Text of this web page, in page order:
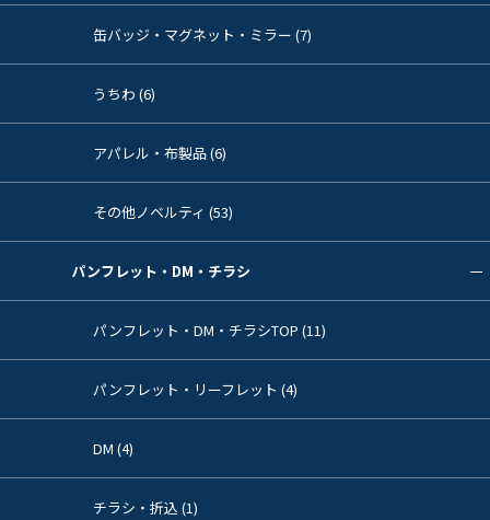
缶バッジ・マグネット・ミラー (7)
うちわ (6)
アパレル・布製品 (6)
その他ノベルティ (53)
パンフレット・DM・チラシ
パンフレット・DM・チラシTOP (11)
パンフレット・リーフレット (4)
DM (4)
チラシ・折込 (1)